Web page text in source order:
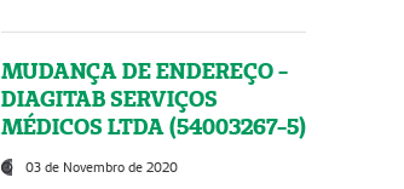
MUDANÇA DE ENDEREÇO -
DIAGITAB SERVIÇOS
MÉDICOS LTDA (54003267-5)
03 de Novembro de 2020